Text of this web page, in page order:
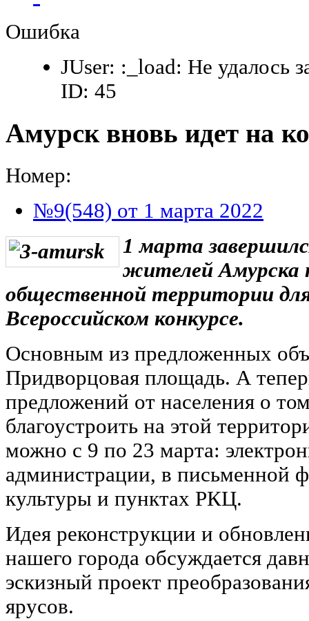
Ошибка
JUser: :_load: Не удалось
ID: 45
Амурск вновь идет на
Номер:
№9(548) от 1 марта 2022
1 марта
жителей Амурска
общественной территории
Всероссийском конкурсе.
Основным из предложенных
Придворцовая площадь. А
предложений от населения о
благоустроить на этой
можно с 9 по 23 марта:
администрации, в письменной
культуры и пунктах РКЦ.
Идея реконструкции и
нашего города обсуждается
эскизный проект
ярусов.